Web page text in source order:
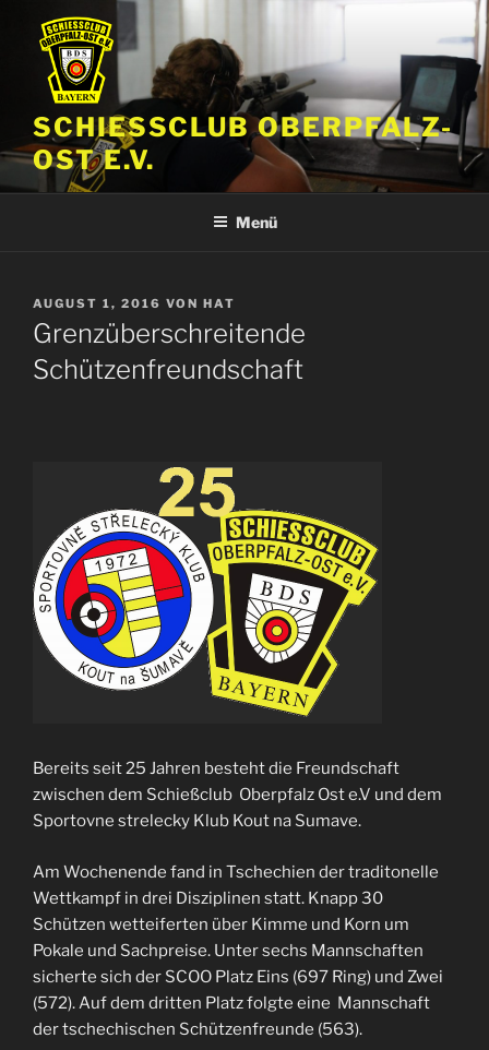
Inhalt
springen
SCHIESSCLUB OBERPFALZ-
OST E.V.
Menü
VERÖFFENTLICHT
AM
AUGUST 1, 2016 VON HAT
Grenzüberschreitende
Schützenfreundschaft
Bereits seit 25 Jahren besteht die Freundschaft
zwischen dem Schießclub Oberpfalz Ost e.V und dem
Sportovne strelecky Klub Kout na Sumave.
Am Wochenende fand in Tschechien der traditonelle
Wettkampf in drei Disziplinen statt. Knapp 30
Schützen wetteiferten über Kimme und Korn um
Pokale und Sachpreise. Unter sechs Mannschaften
sicherte sich der SCOO Platz Eins (697 Ring) und Zwei
(572). Auf dem dritten Platz folgte eine Mannschaft
der tschechischen Schützenfreunde (563).